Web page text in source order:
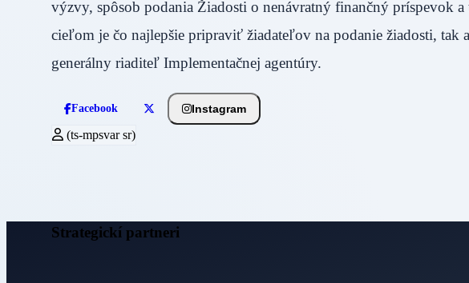
výzvy, spôsob podania Žiadosti o nenávratný finančný príspevok
cieľom je čo najlepšie pripraviť žiadateľov na podanie žiadosti, tak
generálny riaditeľ Implementačnej agentúry.
Facebook Instagram
(ts-mpsvar sr)
Strategickí partneri